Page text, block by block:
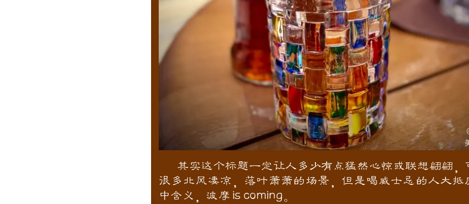
其实这个标题一定让人多少有点猛然心惊或联想翩翩，
很多北风凄凉，落叶萧萧的场景，但是喝威士忌的人大抵
中含义，波摩 is coming。